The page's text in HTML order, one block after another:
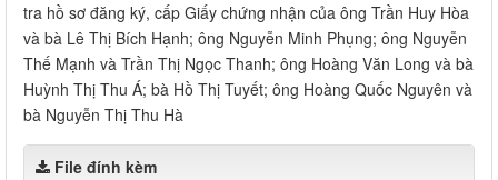
tra hồ sơ đăng ký, cấp Giấy chứng nhận của ông Trần Huy Hòa
và bà Lê Thị Bích Hạnh; ông Nguyễn Minh Phụng; ông Nguyễn
Thế Mạnh và Trần Thị Ngọc Thanh; ông Hoàng Văn Long và bà
Huỳnh Thị Thu Á; bà Hồ Thị Tuyết; ông Hoàng Quốc Nguyên và
bà Nguyễn Thị Thu Hà
File đính kèm